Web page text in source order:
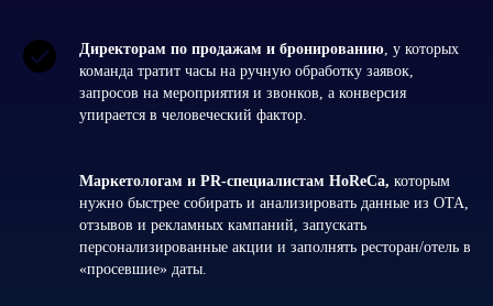
Директорам по продажам и бронированию, у которых
команда тратит часы на ручную обработку заявок,
запросов на мероприятия и звонков, а конверсия
упирается в человеческий фактор.
Маркетологам и PR‑специалистам HoReCa, которым
нужно быстрее собирать и анализировать данные из OTA,
отзывов и рекламных кампаний, запускать
персонализированные акции и заполнять ресторан/отель в
«просевшие» даты.